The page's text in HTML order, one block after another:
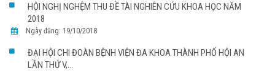
HỘI NGHỊ NGHỆM THU ĐỀ TÀI NGHIÊN CỨU KHOA HỌC NĂM
2018
Ngày đăng: 19/10/2018
ĐẠI HỘI CHI ĐOÀN BỆNH VIỆN ĐA KHOA THÀNH PHỐ HỘI AN
LẦN THỨ V,...